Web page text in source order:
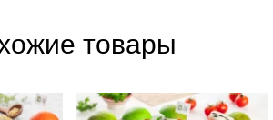
товары